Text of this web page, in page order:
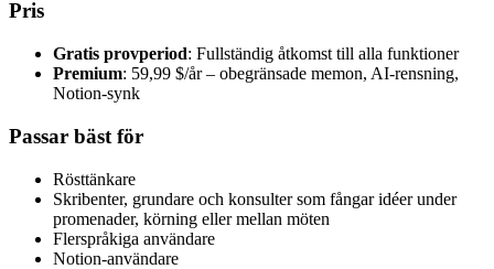
Pris
Gratis provperiod: Fullständig åtkomst till alla funktioner
Premium: 59,99 $/år – obegränsade memon, AI-rensning,
Notion-synk
Passar bäst för
Rösttänkare
Skribenter, grundare och konsulter som fångar idéer under
promenader, körning eller mellan möten
Flerspråkiga användare
Notion-användare